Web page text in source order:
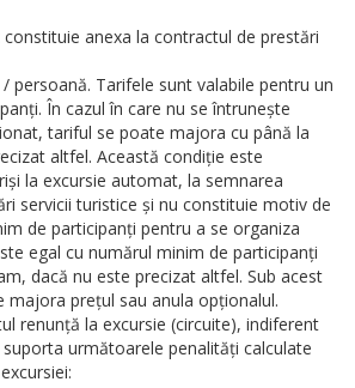
anexa la contractul de prestări
persoană. Tarifele sunt valabile pentru un
În cazul în care nu se întrunește
tariful se poate majora cu până la
altfel. Această condiție este
la excursie automat, la semnarea
servicii turistice și nu constituie motiv de
de participanți pentru a se organiza
egal cu numărul minim de participanți
dacă nu este precizat altfel. Sub acest
majora prețul sau anula opționalul.
renunță la excursie (circuite), indiferent
următoarele penalități calculate